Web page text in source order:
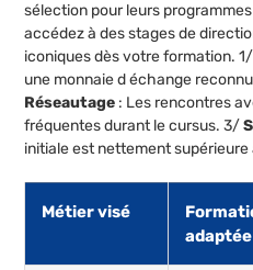
sélection pour leurs
accédez à des stages de
iconiques dès votre formation. 1/
une monnaie d échange
Réseautage : Les rencontres
fréquentes durant le cursus. 3/
initiale est nettement
Métier visé
adaptée